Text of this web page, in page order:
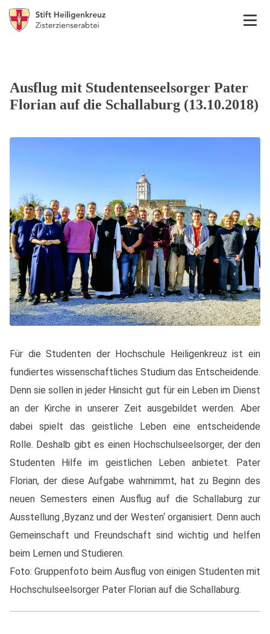
Ausflug mit Studentenseelsorger Pater
Florian auf die Schallaburg (13.10.2018)
Für die Studenten der Hochschule Heiligenkreuz ist ein
fundiertes wissenschaftliches Studium das Entscheidende.
Denn sie sollen in jeder Hinsicht gut für ein Leben im Dienst
an der Kirche in unserer Zeit ausgebildet werden. Aber
dabei spielt das geistliche Leben eine entscheidende
Rolle. Deshalb gibt es einen Hochschulseelsorger, der den
Studenten Hilfe im geistlichen Leben anbietet. Pater
Florian, der diese Aufgabe wahrnimmt, hat zu Beginn des
neuen Semesters einen Ausflug auf die Schallaburg zur
Ausstellung ‚Byzanz und der Westen‘ organisiert. Denn auch
Gemeinschaft und Freundschaft sind wichtig und helfen
beim Lernen und Studieren.
Foto: Gruppenfoto beim Ausflug von einigen Studenten mit
Hochschulseelsorger Pater Florian auf die Schallaburg.